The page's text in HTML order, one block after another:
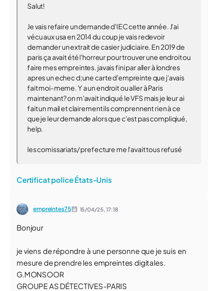
Salut!
Je vais refaire un demande d'IEC cette année. J'ai
vécu aux usa en 2014 du coup je vais redevoir
demander un extrait de casier judiciaire. En 2019 de
paris ça avait été l'horreur pour trouver une endroit ou
faire mes empreintes. javais fini par aller à londres
apres un echec d;une carte d'empreinte que j'avais
fait moi-meme. Y a un endroit ou aller à Paris
maintenant? on m'avait indiqué le VFS mais je leur ai
fait un mail et clairement ils comprennent rien à ce
que je leur demande alors que c'est pas compliqiué,
help.
les comissariats/ prefecture me l'avait tous refusé
Certificat police États-Unis
empreintes75 15/04/25,17:18
Bonjour
je viens de répondre à une personne que je suis en
mesure de prendre les empreintes digitales.
G.MONSOOR
GROUPE AS DÉTECTIVES-PARIS